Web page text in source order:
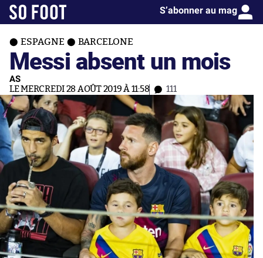
S’abonner au mag
ESPAGNE BARCELONE
Messi absent un mois
AS
LE MERCREDI 28 AOÛT 2019 À 11:58 111